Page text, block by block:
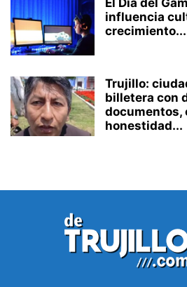
influencia
crecimiento...
Trujillo:
billetera con
documentos,
honestidad...